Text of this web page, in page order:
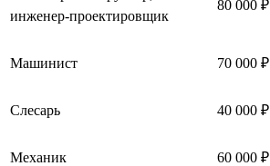
инженер-проектировщик
80 000 ₽
Машинист 70 000 ₽
Слесарь 40 000 ₽
Механик 60 000 ₽